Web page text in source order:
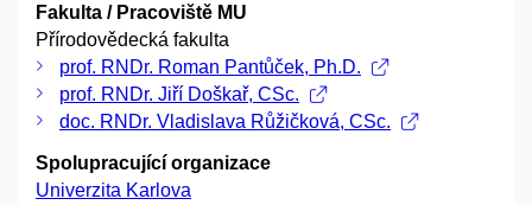
Fakulta / Pracoviště MU
Přírodovědecká fakulta
prof. RNDr. Roman Pantůček, Ph.D.
prof. RNDr. Jiří Doškař, CSc.
doc. RNDr. Vladislava Růžičková, CSc.
Spolupracující organizace
Univerzita Karlova